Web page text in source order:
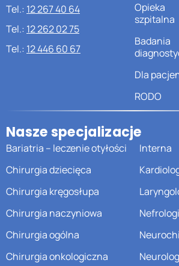
Tel.: 12 267 40 64
Tel.: 12 262 02 75
Tel.: 12 446 60 67
Opieka
szpitalna
Badania
Dla
RODO
Nasze specjalizacje
Bariatria – leczenie otyłości
Chirurgia dziecięca
Chirurgia kręgosłupa
Chirurgia naczyniowa
Chirurgia ogólna
Chirurgia onkologiczna
Interna